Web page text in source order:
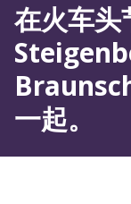
在火车头
一起。